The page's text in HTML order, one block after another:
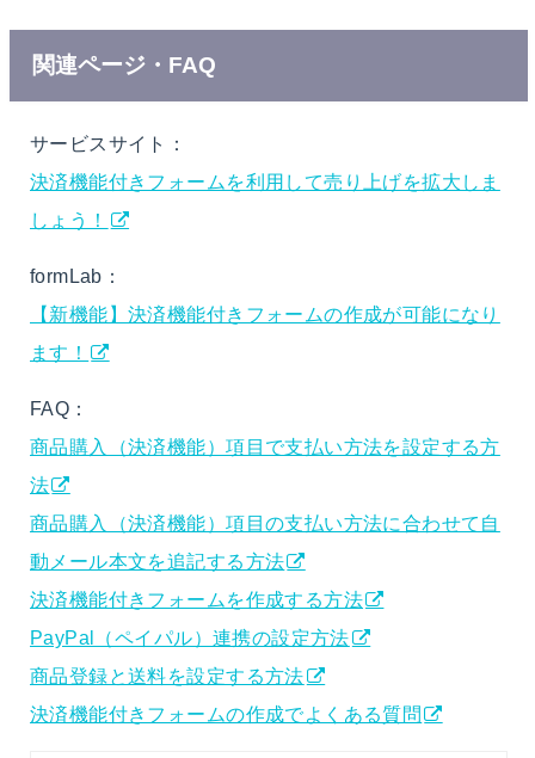
関連ページ・FAQ
サービスサイト：
決済機能付きフォームを利用して売り上げを拡大しま
しょう！
formLab：
【新機能】決済機能付きフォームの作成が可能になり
ます！
FAQ：
商品購入（決済機能）項目で支払い方法を設定する方
法
商品購入（決済機能）項目の支払い方法に合わせて自
動メール本文を追記する方法
決済機能付きフォームを作成する方法
PayPal（ペイパル）連携の設定方法
商品登録と送料を設定する方法
決済機能付きフォームの作成でよくある質問